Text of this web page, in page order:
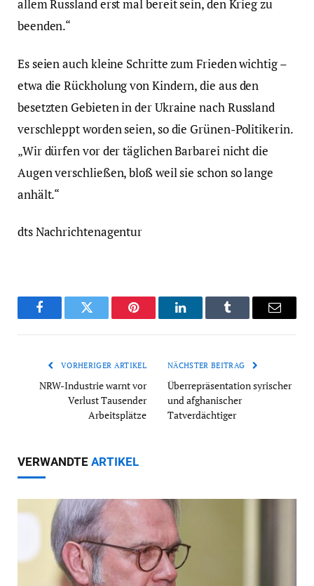
allem Russland erst mal bereit sein, den Krieg zu
beenden.“
Es seien auch kleine Schritte zum Frieden wichtig –
etwa die Rückholung von Kindern, die aus den
besetzten Gebieten in der Ukraine nach Russland
verschleppt worden seien, so die Grünen-Politikerin.
„Wir dürfen vor der täglichen Barbarei nicht die
Augen verschließen, bloß weil sie schon so lange
anhält.“
dts Nachrichtenagentur
FacebookTwitter Pinterest LinkedInTumblr Email
VORHERIGER ARTIKEL
NRW-Industrie warnt vor
Verlust Tausender
Arbeitsplätze
NÄCHSTER BEITRAG
Überrepräsentation syrischer
und afghanischer
Tatverdächtiger
VERWANDTE ARTIKEL